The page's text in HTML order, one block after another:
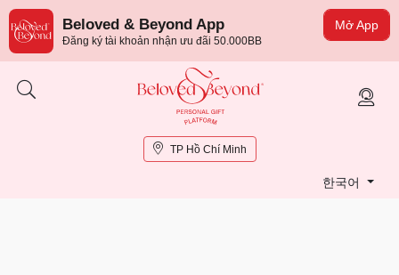
Mở App
Beloved & Beyond App
Đăng ký tài khoản nhận ưu đãi 50.000BB
TP Hồ Chí Minh
한국어